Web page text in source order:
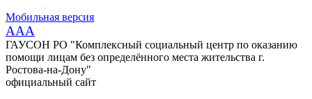
Мобильная версия
AAA
ГАУСОН РО "Комплексный социальный центр по оказанию
помощи лицам без определённого места жительства г.
Ростова-на-Дону"
официальный сайт